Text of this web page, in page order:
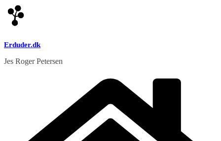
Skip
to
content
Erduder.dk
Jes Roger Petersen